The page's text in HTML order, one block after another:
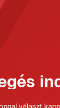
választ